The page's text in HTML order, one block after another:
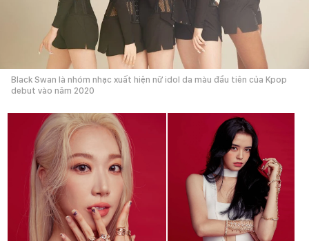
Black Swan là nhóm nhạc xuất hiện nữ idol da màu đầu tiên của Kpop
debut vào năm 2020